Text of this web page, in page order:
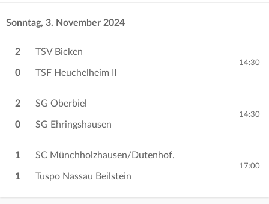
Sonntag, 3. November 2024
2
0
TSV Bicken
TSF Heuchelheim II
14:30
2
0
SG Oberbiel
SG Ehringshausen
14:30
1
1
SC Münchholzhausen/Dutenhof.
Tuspo Nassau Beilstein
17:00